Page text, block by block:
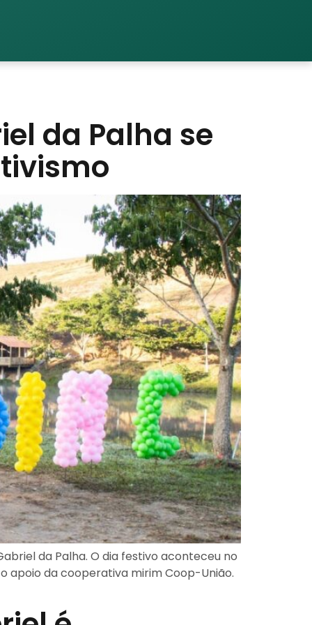
da Palha se
da Palha. O dia festivo aconteceu no
apoio da cooperativa mirim Coop-União.